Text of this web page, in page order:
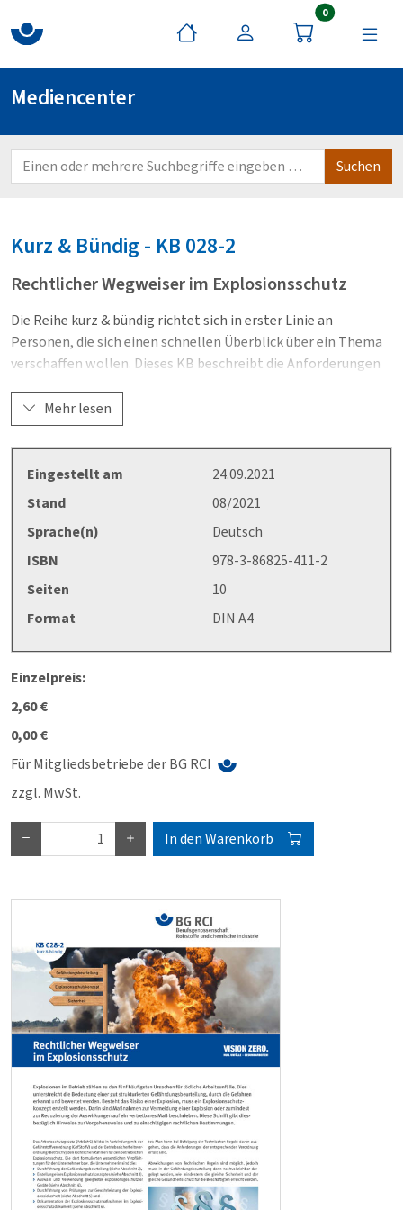
0Artikel im
Mediencenter
Kurz & Bündig - KB 028-2
Rechtlicher Wegweiser im Explosionsschutz
Die Reihe kurz & bündig richtet sich in erster Linie an
Personen, die sich einen schnellen Überblick über ein Thema
verschaffen wollen. Dieses KB beschreibt die Anforderungen
Hinweise zum Einsatz geeigneter Geräte in
explosionsgefährdeten Bereichen, erläutert die
Prüfanforderungen bei Vorhandensein einer
Explosionsgefährdung und gibt Hinweise zur Dokumentation.
Mehr lesen
Eingestellt am
24.09.2021
Stand
08/2021
Sprache(n)
Deutsch
ISBN
978-3-86825-411-2
Seiten
10
Format
DIN A4
Einzelpreis:
2,60 €
0,00 €
Für Mitgliedsbetriebe der BG RCI
zzgl. MwSt.
In den Warenkorb